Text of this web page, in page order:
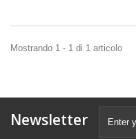
Mostrando 1 - 1 di 1 articolo
Newsletter